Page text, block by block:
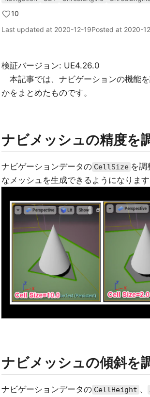
10
Last updated at 2020-12-19Posted at 2020-
検証バージョン: UE4.26.0
本記事では、ナビゲーションの機能
かをまとめたものです。
ナビメッシュの精度を
ナビゲーションデータの CellSize を調
なメッシュを生成できるようになります
ナビメッシュの傾斜を
ナビゲーションデータの CellHeight 、